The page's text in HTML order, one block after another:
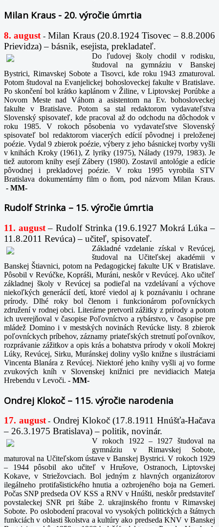
Milan Kraus - 20. výročie úmrtia
8. august -Milan Kraus (20.8.1924 Tisovec – 8.8.2006
Prievidza) – básnik, esejista, prekladateľ.
Do ľudovej školy chodil v rodisku,
študoval na gymnáziu v Banskej
Bystrici, Rimavskej Sobote a Tisovci, kde roku 1943 zmaturoval.
Potom študoval na Evanjelickej bohosloveckej fakulte v Bratislave.
Po skončení bol krátko kaplánom v Žiline, v Liptovskej Porúbke a
Novom Meste nad Váhom a asistentom na Ev. bohosloveckej
fakulte v Bratislave. Potom sa stal redaktorom vydavateľstva
Slovenský spisovateľ, kde pracoval až do odchodu na dôchodok v
roku 1985. V rokoch pôsobenia vo vydavateľstve Slovenský
spisovateľ bol redaktorom viacerých edícií pôvodnej i preloženej
poézie. Vydal 9 zbierok poézie, výbery z jeho básnickej tvorby vyšli
v knihách Kroky (1961), Z lyriky (1975), Nálady (1979, 1983). Je
tiež autorom knihy esejí Zábery (1980). Zostavil antológie a edície
pôvodnej i prekladovej poézie. V roku 1995 vyrobila STV
Bratislava dokumentárny film o ňom, pod názvom Milan Kraus.
- MM-
Rudolf Strinka – 15. výročie úmrtia
11. august – Rudolf Strinka (19.6.1927 Mokrá Lúka –
11.8.2011 Revúca) – učiteľ, spisovateľ.
Základné vzdelanie získal v Revúcej,
študoval na Učiteľskej akadémii v
Banskej Štiavnici, potom na Pedagogickej fakulte UK v Bratislave.
Pôsobil v Revúčke, Kopráši, Muráni, neskôr v Revúcej. Ako učiteľ
základnej školy v Revúcej sa podieľal na vzdelávaní a výchove
niekoľkých generácií detí, ktoré viedol aj k poznávaniu i ochrane
prírody. Dlhé roky bol členom i funkcionárom poľovníckych
združení v rodnej obci. Literárne pretvoril zážitky z prírody a potom
ich uverejňoval v časopise Poľovníctvo a rybárstvo, v časopise pre
mládež Domino i v mestských novinách Revúcke listy. 8 zbierok
poľovníckych príbehov, záznamy priateľských stretnutí poľovníkov,
rozprávanie zážitkov a opis krás a bohatstva prírody v okolí Mokrej
Lúky, Revúcej, Sirku, Muránskej doliny vyšlo knižne s ilustráciami
Vincenta Blanára z Revúcej. Niektoré jeho knihy vyšli aj vo forme
zvukových kníh v Slovenskej knižnici pre nevidiacich Mateja
Hrebendu v Levoči. - MM-
Ondrej Klokoč – 115. výročie narodenia
17. august- Ondrej Klokoč (17.8.1911 Hnúšťa-Hačava
– 26.3.1975 Bratislava) – politik, novinár.
V rokoch 1922 – 1927 študoval na
gymnáziu v Rimavskej Sobote,
maturoval na Učiteľskom ústave v Banskej Bystrici. V rokoch 1929
– 1944 pôsobil ako učiteľ v Hrušove, Ostranoch, Liptovskej
Kokave, v Striežovciach. Bol jedným z hlavných organizátorov
ilegálneho protifašistického hnutia a ozbrojeného boja na Gemeri.
Počas SNP predseda OV KSS a RNV v Hnúšti, neskôr predstaviteľ
povstaleckej SNR pri štábe 2. ukrajinského frontu v Rimavskej
Sobote. Po oslobodení pracoval vo vysokých politických a štátnych
funkciách v oblasti školstva a kultúry ako predseda KNV v Banskej